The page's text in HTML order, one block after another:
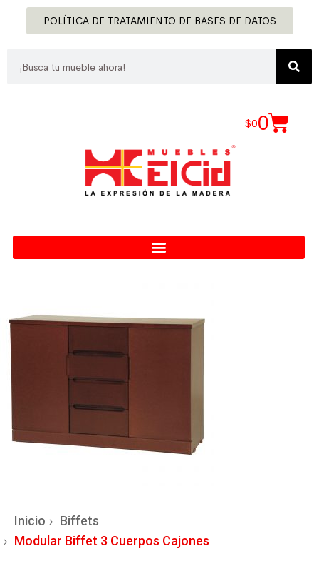
POLÍTICA DE TRATAMIENTO DE BASES DE DATOS
$00
Inicio
Biffets
Modular Biffet 3 Cuerpos Cajones